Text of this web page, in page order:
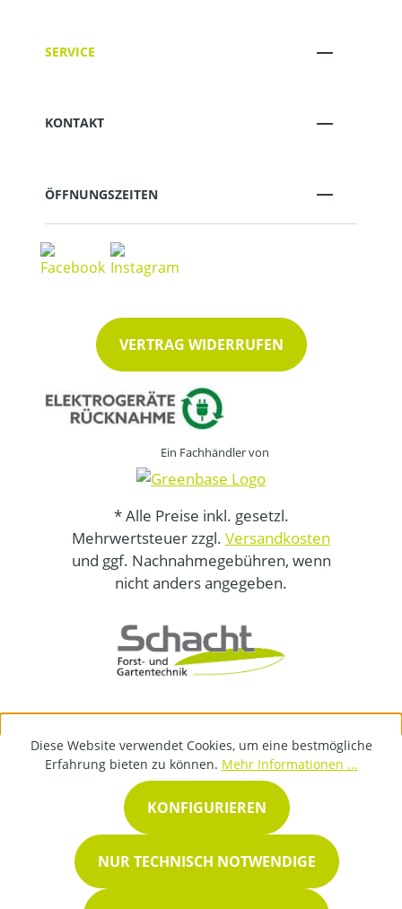
SERVICE
KONTAKT
ÖFFNUNGSZEITEN
VERTRAG WIDERRUFEN
Ein Fachhändler von
* Alle Preise inkl. gesetzl.
Mehrwertsteuer zzgl. Versandkosten
und ggf. Nachnahmegebühren, wenn
nicht anders angegeben.
Diese Website verwendet Cookies, um eine bestmögliche
Erfahrung bieten zu können. Mehr Informationen ...
NUR TECHNISCH NOTWENDIGE
KONFIGURIEREN